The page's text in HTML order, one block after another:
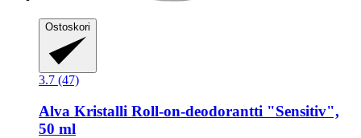
Ostoskori
3.7 (47)
Alva Kristalli Roll-​on-​deodorantti "Sensitiv",
50 ml